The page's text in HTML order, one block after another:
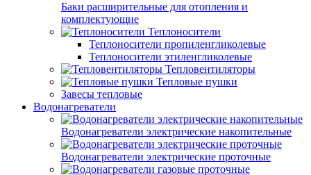
Баки расширительные для отопления и
комплектующие
Теплоносители
Теплоносители пропиленгликолевые
Теплоносители этиленгликолевые
Тепловентиляторы
Тепловые пушки
Завесы тепловые
Водонагреватели
Водонагреватели электрические накопительные
Водонагреватели электрические проточные